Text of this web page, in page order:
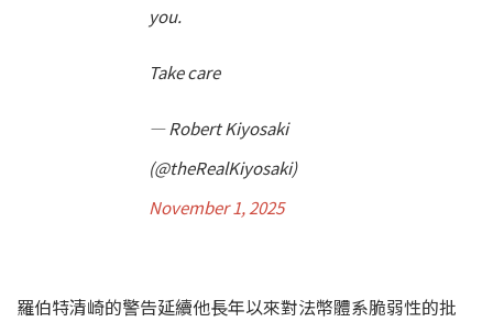
you.
Take care
— Robert Kiyosaki
(@theRealKiyosaki)
November 1, 2025
羅伯特清崎的警告延續他長年以來對法幣體系脆弱性的批